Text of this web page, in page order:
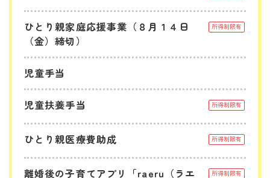
ひとり親家庭応援事業（８月１４日
（金）締切）
所得制限有
児童手当
児童扶養手当 所得制限有
ひとり親医療費助成 所得制限有
離婚後の子育てアプリ「raeru（ラエ
所得制限有